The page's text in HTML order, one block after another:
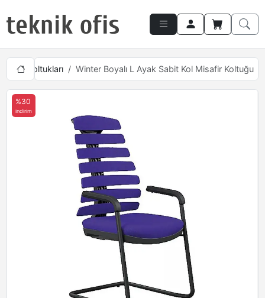
Koltukları Winter Boyalı L Ayak Sabit Kol Misafir Koltuğu
%30
indirim